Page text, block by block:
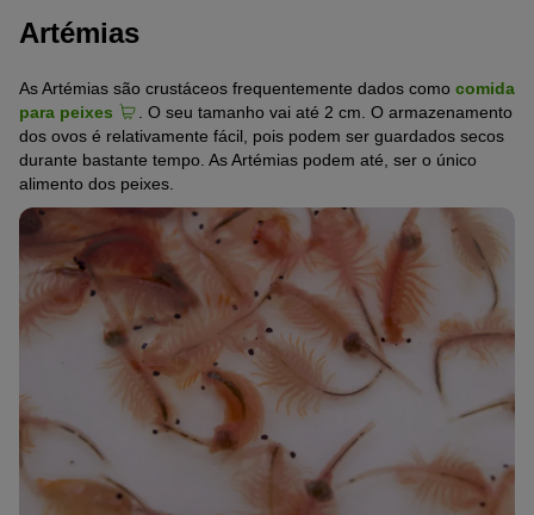
Artémias
As Artémias são crustáceos frequentemente dados como comida
para peixes
. O seu tamanho vai até 2 cm. O armazenamento
dos ovos é relativamente fácil, pois podem ser guardados secos
durante bastante tempo. As Artémias podem até, ser o único
alimento dos peixes.